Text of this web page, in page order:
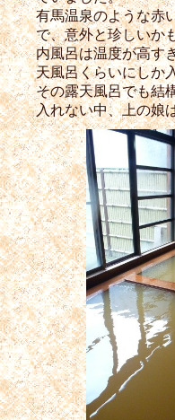
有馬温泉のような赤
で、意外と珍しいか
内風呂は温度が高す
天風呂くらいにしか
その露天風呂でも結
入れない中、上の娘